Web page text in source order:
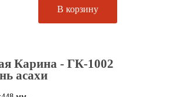
Карина - ГК-1002
асахи